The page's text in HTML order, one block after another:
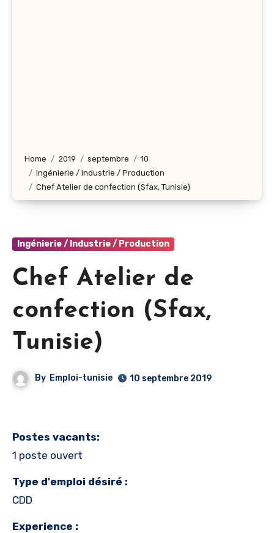
Home 2019 septembre
10
Ingénierie / Industrie / Production
Chef Atelier de confection (Sfax, Tunisie)
Ingénierie / Industrie / Production
Chef Atelier de
confection (Sfax,
Tunisie)
By Emploi-tunisie 10 septembre 2019
Postes vacants:
1 poste ouvert
Type d'emploi désiré :
CDD
Experience :